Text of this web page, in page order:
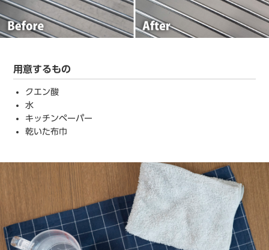
用意するもの
クエン酸
水
キッチンペーパー
乾いた布巾